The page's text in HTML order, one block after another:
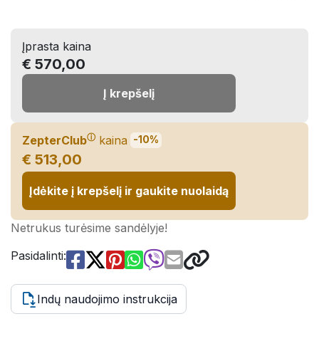
Įprasta kaina
€ 570,00
Į krepšelį
ZepterClubⓘ kaina -10%
€ 513,00
Įdėkite į krepšelį ir gaukite nuolaidą
Netrukus turėsime sandėlyje!
Pasidalinti:
Indų naudojimo instrukcija